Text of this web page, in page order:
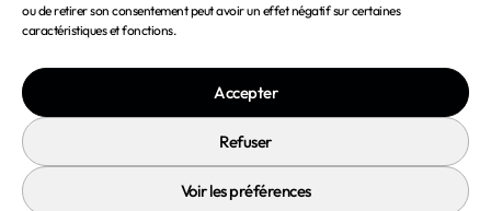
ou de retirer son consentement peut avoir un effet négatif sur certaines
caractéristiques et fonctions.
Accepter
Refuser
Voir les préférences
Conditions générales de vente
Politique de cookies